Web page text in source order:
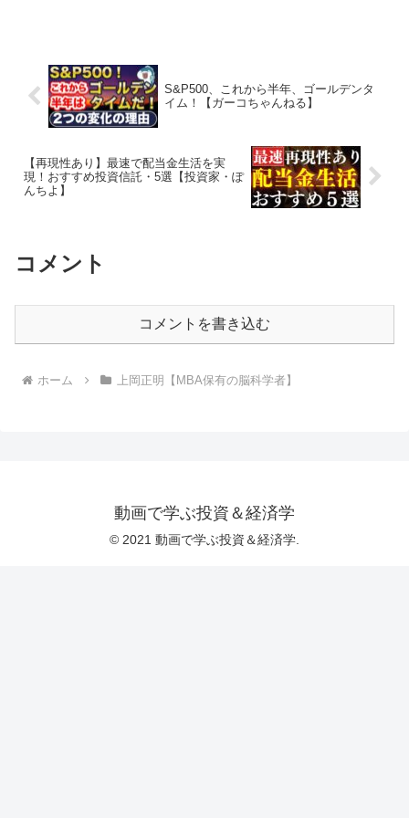
S&P500、これから半年、ゴールデンタ
イム！【ガーコちゃんねる】
【再現性あり】最速で配当金生活を実
現！おすすめ投資信託・5選【投資家・ぽ
んちよ】
コメント
コメントを書き込む
ホーム 上岡正明【MBA保有の脳科学者】
動画で学ぶ投資＆経済学
© 2021 動画で学ぶ投資＆経済学.